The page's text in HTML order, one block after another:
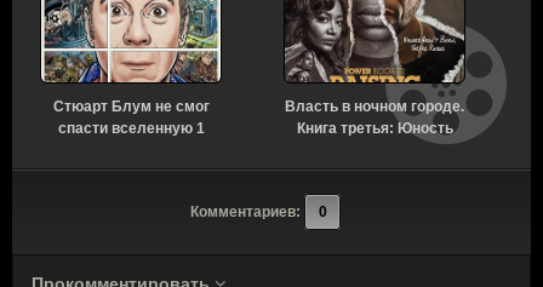
Стюарт Блум не смог
спасти вселенную 1
Онлайн]
Власть в ночном городе.
Книга третья: Юность
[Смотреть Онлайн]
Комментариев: 0